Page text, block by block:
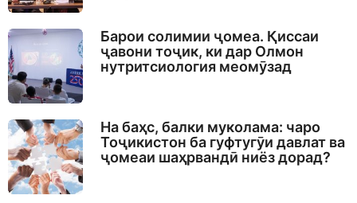
Барои солимии ҷомеа. Қиссаи
ҷавони тоҷик, ки дар Олмон
нутритсиология меомӯзад
На баҳс, балки муколама: чаро
Тоҷикистон ба гуфтугӯи давлат ва
ҷомеаи шаҳрвандӣ ниёз дорад?